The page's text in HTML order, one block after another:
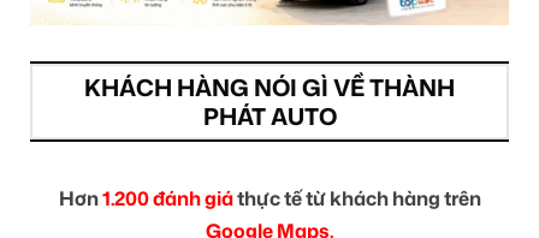
KHÁCH HÀNG NÓI GÌ VỀ THÀNH
PHÁT AUTO
Hơn1.200 đánh giáthực tế từ khách hàng trên
Google Maps.